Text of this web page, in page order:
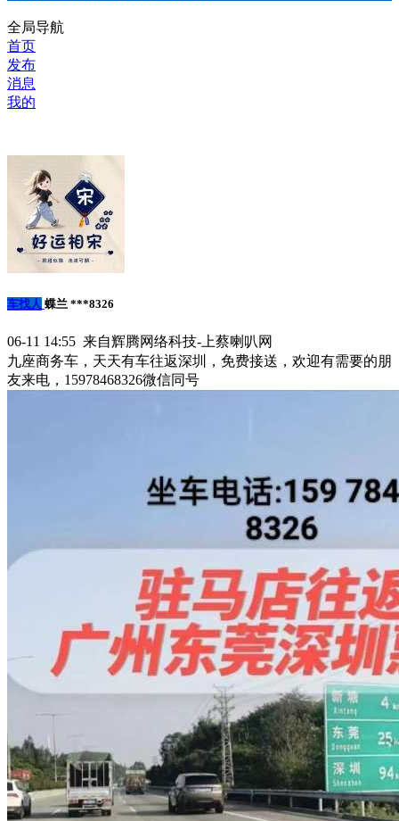
全局导航
首页
发布
消息
我的
车找人 蝶兰 ***8326
06-11 14:55 来自辉腾网络科技-上蔡喇叭网
九座商务车，天天有车往返深圳，免费接送，欢迎有需要的朋
友来电，15978468326微信同号